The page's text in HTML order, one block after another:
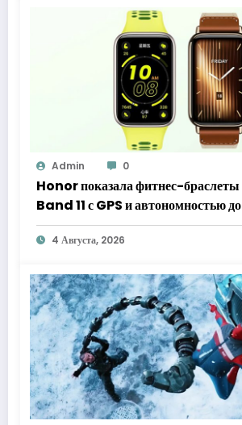
Admin 0
Honor показала фитнес-браслеты
Band 11 с GPS и автономностью
4 Августа, 2026